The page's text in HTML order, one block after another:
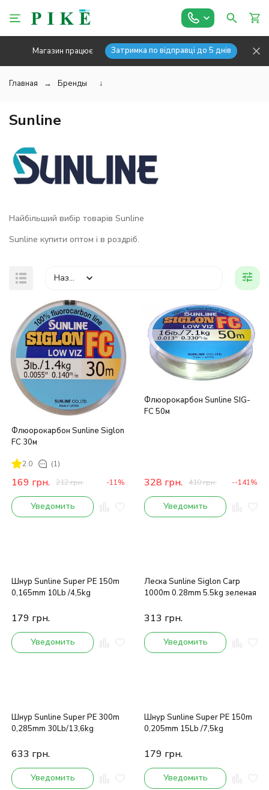
Магазин працює Затримка по відправці до 5 днів
Главная Бренды ↓
Sunline
Найбільший вибір товарів Sunline
Sunline купити оптом і в роздріб.
Назва
Флюорокарбон Sunline Siglon
FC 30м
2.0 (1)
169 грн. 212грн. -11%
Уведомить
Флюорокарбон Sunline SIG-
FC 50м
328 грн. 410грн. --141%
Уведомить
Шнур Sunline Super PE 150m
0,165mm 10Lb /4,5kg
179 грн.
Уведомить
Леска Sunline Siglon Carp
1000m 0.28mm 5.5kg зеленая
313 грн.
Уведомить
Шнур Sunline Super PE 300m
0,285mm 30Lb/13,6kg
633 грн.
Уведомить
Шнур Sunline Super PE 150m
0,205mm 15Lb /7,5kg
179 грн.
Уведомить